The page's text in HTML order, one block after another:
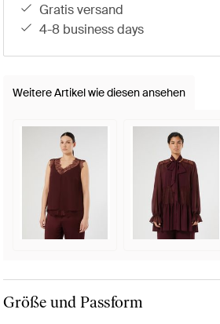
gratis versand
4-8 business days
Weitere Artikel wie diesen ansehen
Größe und Passform